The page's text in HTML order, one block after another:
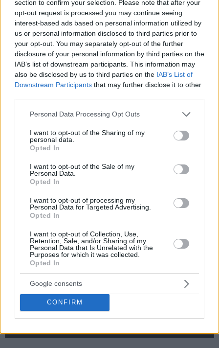
section to confirm your selection. Please note that after your
opt-out request is processed you may continue seeing
interest-based ads based on personal information utilized by
us or personal information disclosed to third parties prior to
your opt-out. You may separately opt-out of the further
disclosure of your personal information by third parties on the
IAB’s list of downstream participants. This information may
also be disclosed by us to third parties on the IAB’s List of
Downstream Participants that may further disclose it to other
Please note that this website/app uses one or more Google
not limited to your visit or usage behaviour. You may click to
grant or deny consent to Google and its third-party tags to
use your data for below specified purposes in below Google
consent section.
Personal Data Processing Opt Outs
I want to opt-out of the Sharing of my
personal data.
Opted In
I want to opt-out of the Sale of my
Personal Data.
Opted In
I want to opt-out of processing my
Personal Data for Targeted Advertising.
Opted In
I want to opt-out of Collection, Use,
Retention, Sale, and/or Sharing of my
Personal Data that Is Unrelated with the
Purposes for which it was collected.
Opted In
Google consents
CONFIRM